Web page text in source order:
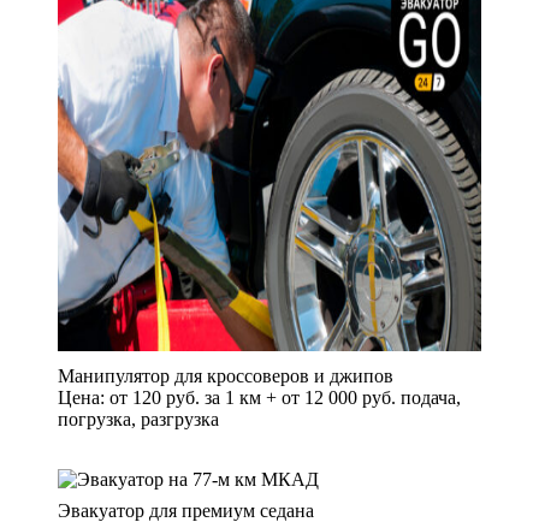
Манипулятор для кроссоверов и джипов
Цена: от 120 руб. за 1 км + от 12 000 руб. подача,
погрузка, разгрузка
Эвакуатор для премиум седана